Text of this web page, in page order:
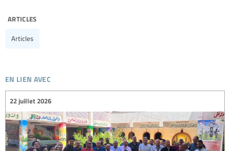
articles
Articles
en lien avec
22 juillet 2026